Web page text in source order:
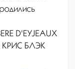
D'EYJEAUX
БЛЭК